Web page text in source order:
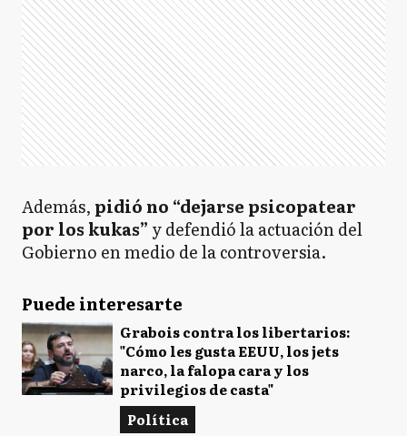
Además, pidió no “dejarse psicopatear
por los kukas” y defendió la actuación del
Gobierno en medio de la controversia.
Puede interesarte
Grabois contra los libertarios:
"Cómo les gusta EEUU, los jets
narco, la falopa cara y los
privilegios de casta"
Política